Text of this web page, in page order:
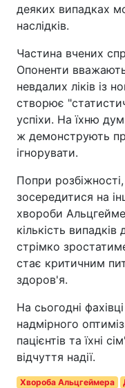
деяких випадках
наслідків.
Частина вчених
Опоненти
невдалих ліків із
створює
успіхи. На їхню
ж демонструють
ігнорувати.
Попри
зосередитися на
хвороби
кількість
стрімко
стає критичним
здоров'я.
На сьогодні
надмірного
пацієнтів та їхні
відчуття надії.
Хвороба Альцгеймера